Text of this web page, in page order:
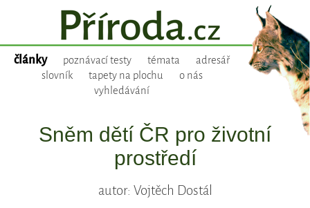
články poznávací testy témata
adresář
slovník
tapety na plochu
o nás
vyhledávání
Sněm dětí ČR pro životní
prostředí
autor: Vojtěch Dostál